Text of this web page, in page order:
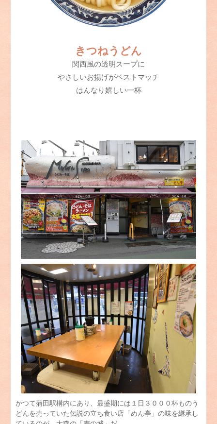
きつねうどん
関西風の透明スープに
やさしいお揚げがベストマッチ
はんなり嬉しい一杯
かつて蒲田駅構内にあり、最盛期には１日３０００杯ものう
どんを売っていた伝説の立ち食い店「めん亭」の味を継承し